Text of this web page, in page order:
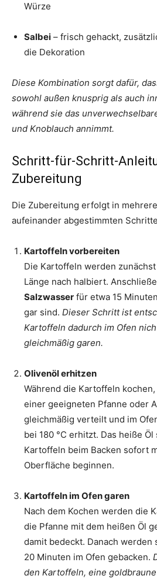
Würze
Salbei – frisch gehackt,
die Dekoration
Diese Kombination sorgt dafür,
sowohl außen knusprig als auch
während sie das
und Knoblauch annimmt.
Schritt-für-Schritt-
Zubereitung
Die Zubereitung erfolgt in
aufeinander abgestimmten
Kartoffeln vorbereiten
Die Kartoffeln werden
Länge nach halbiert.
Salzwasser für etwa 15
gar sind. Dieser Schritt ist
Kartoffeln dadurch im Ofen
gleichmäßig garen.
Olivenöl erhitzen
Während die Kartoffeln
einer geeigneten Pfanne oder
gleichmäßig verteilt und im
bei 180 °C erhitzt. Das heiße
Kartoffeln beim Backen sofort
Oberfläche beginnen.
Kartoffeln im Ofen garen
Nach dem Kochen werden die
die Pfanne mit dem heißen Öl
damit bedeckt. Danach werden
20 Minuten im Ofen gebacken.
den Kartoffeln, eine